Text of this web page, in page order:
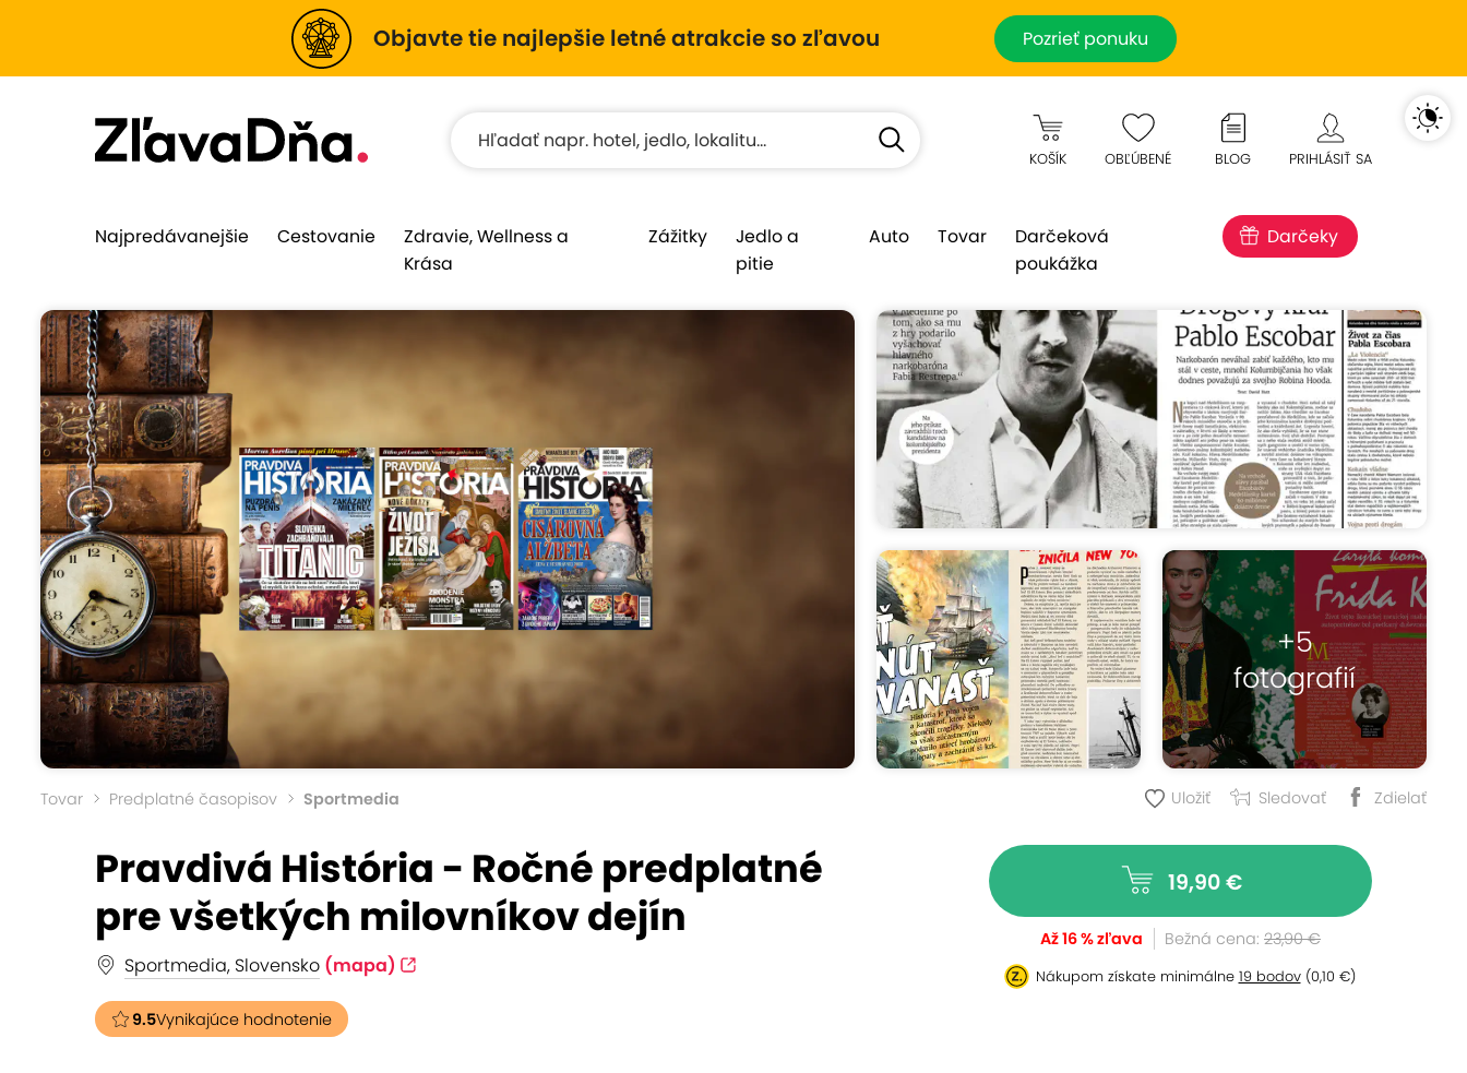
Objavte tie najlepšie letné atrakcie so zľavou Pozrieť ponuku
KOŠÍK OBĽÚBENÉ BLOG PRIHLÁSIŤ SA
Najpredávanejšie Cestovanie
Zdravie, Wellness a
Krása
Zážitky
Jedlo a
pitie
Auto Tovar
Darčeková
poukážka
Darčeky
+5
fotografií
Tovar Predplatné časopisov Sportmedia Uložiť Sledovať Zdielať
Pravdivá História - Ročné predplatné
pre všetkých milovníkov dejín
Sportmedia, Slovensko (mapa)
9.5Vynikajúce hodnotenie
19,90 €
Až 16 % zľava Bežná cena: 23,90 €
Nákupom získate minimálne 19 bodov(0,10 €)